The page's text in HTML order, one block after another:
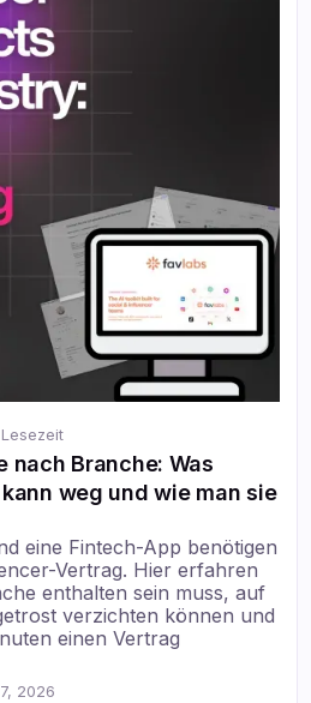
nach Branche: Was
weg und wie man sie
eine Fintech-App benötigen
Vertrag. Hier erfahren
enthalten sein muss, auf
verzichten können und
einen Vertrag
2026